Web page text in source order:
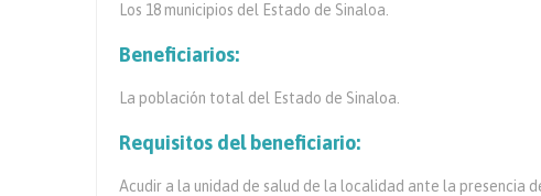
Los 18 municipios del Estado de Sinaloa.
Beneficiarios:
La población total del Estado de Sinaloa.
Requisitos del beneficiario:
Acudir a la unidad de salud de la localidad ante la presencia